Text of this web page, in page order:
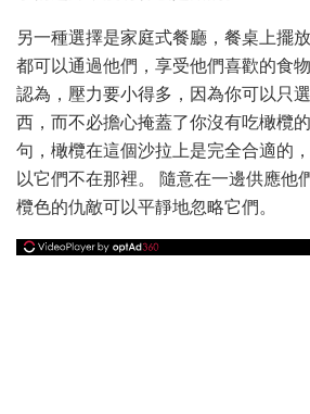
另一種選擇是家庭式餐廳，餐桌上擺
都可以通過他們，享受他們喜歡的食
認為，壓力要小得多，因為你可以只
西，而不必擔心掩蓋了你沒有吃橄欖
句，橄欖在這個沙拉上是完全合適的
以它們不在那裡。 隨意在一邊供應他
欖色的仇敵可以平靜地忽略它們。